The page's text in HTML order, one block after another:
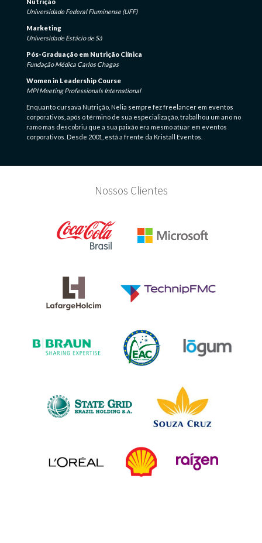
Universidade Federal Fluminense (UFF)
Marketing
Universidade Estácio de Sá
Pós-Graduação em Nutrição Clínica
Fundação Médica Carlos Chagas
Women in Leadership Course
MPI Meeting Professionals International
Enquanto cursava Nutrição, Nelia sempre fez freelancer em eventos
corporativos, após o término de sua especialização, trabalhou um ano no
ramo mas descobriu que a sua paixão era mesmo atuar em eventos
corporativos. Desde 2001, está a frente da Kristall Eventos.
Nossos Clientes